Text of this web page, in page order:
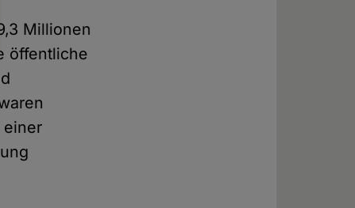
Millionen
öffentliche
einer